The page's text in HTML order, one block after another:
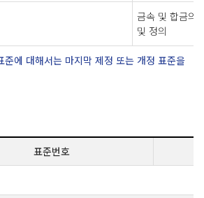
금속 및 합금의
및 정의
준에 대해서는 마지막 제정 또는 개정 표준을
표준번호